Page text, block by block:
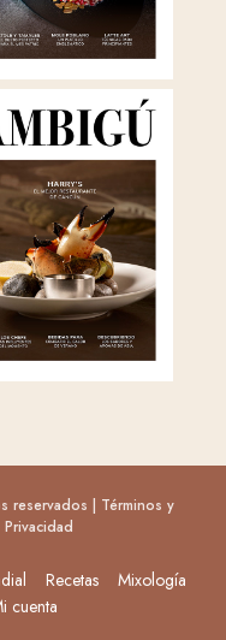
reservados | Términos y
Recetas
Mixología
cuenta